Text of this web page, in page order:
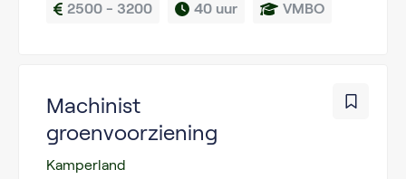
2500 - 3200 40 uur VMBO
Machinist
groenvoorziening
Kamperland